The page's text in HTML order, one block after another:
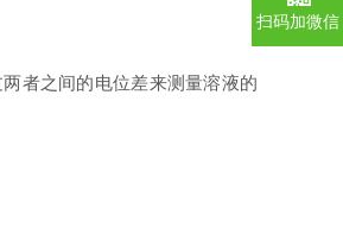
者之间的电位差来测量溶液的
扫码加微信